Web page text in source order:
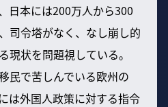
日本には200万人から300
司令塔がなく、なし崩し的
現状を問題視している。
民で苦しんでいる欧州の
は外国人政策に対する指令